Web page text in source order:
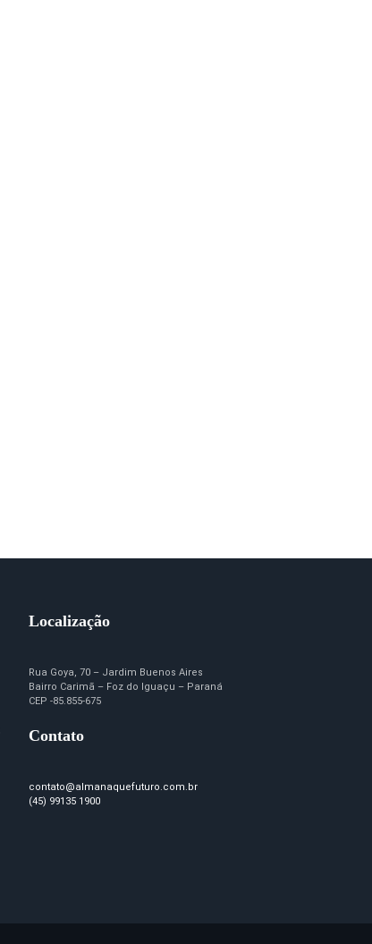
Localização
Rua Goya, 70 – Jardim Buenos Aires
Bairro Carimã – Foz do Iguaçu – Paraná
CEP -85.855-675
Contato
contato@almanaquefuturo.com.br
(45) 99135 1900